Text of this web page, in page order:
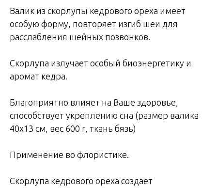
Валик из скорлупы кедрового ореха имеет
особую форму, повторяет изгиб шеи для
расслабления шейных позвонков.
Скорлупа излучает особый биоэнергетику и
аромат кедра.
Благоприятно влияет на Ваше здоровье,
способствует укреплению сна (размер валика
40x13 см, вес 600 г, ткань бязь)
Применение во флористике.
Скорлупа кедрового ореха создает